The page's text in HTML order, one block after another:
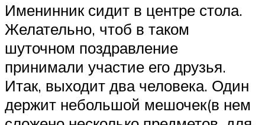
Именинник сидит в центре стола.
Желательно, чтоб в таком
шуточном поздравление
принимали участие его друзья.
Итак, выходит два человека. Один
держит небольшой мешочек(в нем